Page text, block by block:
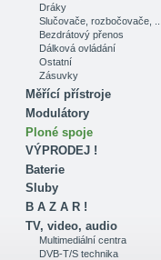
Dráky
Slučovače, rozbočovače, ...
Bezdrátový přenos
Dálková ovládání
Ostatní
Zásuvky
Měřící přístroje
Modulátory
Ploné spoje
VÝPRODEJ !
Baterie
Sluby
B A Z A R !
TV, video, audio
Multimediální centra
DVB-T/S technika